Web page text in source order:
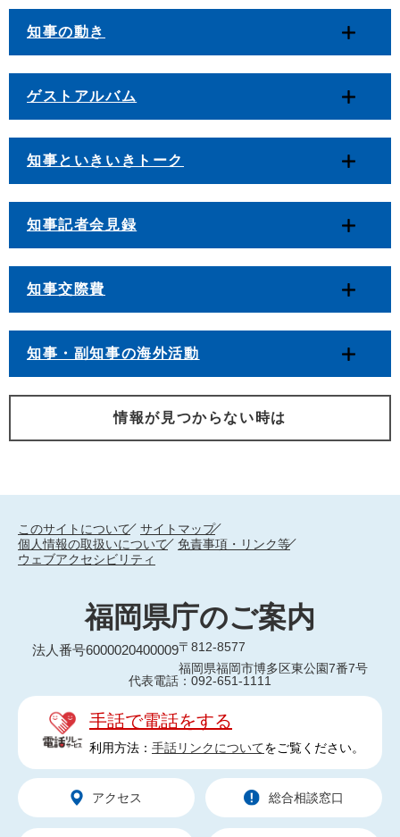
知事の動き
ゲストアルバム
知事といきいきトーク
知事記者会見録
知事交際費
知事・副知事の海外活動
情報が見つからない時は
このサイトについて
サイトマップ
個人情報の取扱いについて
免責事項・リンク等
ウェブアクセシビリティ
福岡県庁のご案内
法人番号6000020400009〒812-8577
福岡県福岡市博多区東公園7番7号
代表電話：092-651-1111
手話で電話をする
利用方法： 手話リンクについてをご覧ください。
アクセス 総合相談窓口